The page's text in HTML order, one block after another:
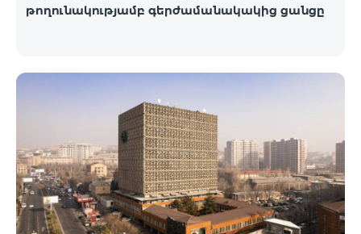
թողունակությամբ գերժամանակակից ցանցը